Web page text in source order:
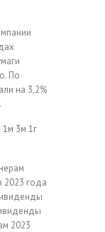
По
на 3,2%
1м 3м 1г
2023 года
2023